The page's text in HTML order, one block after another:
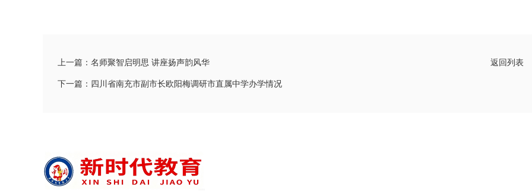
上一篇：名师聚智启明思 讲座扬声韵风华
下一篇：四川省南充市副市长欧阳梅调研市直属中学办学情况
返回列表